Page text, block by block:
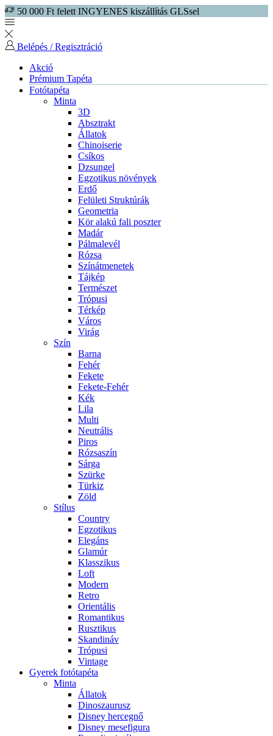
50 000 Ft felett INGYENES kiszállítás GLSsel
Belépés / Regisztráció
Akció
Prémium Tapéta
Fotótapéta
Minta
3D
Absztrakt
Állatok
Chinoiserie
Csíkos
Dzsungel
Egzotikus növények
Erdő
Felületi Struktúrák
Geometria
Kör alakú fali poszter
Madár
Pálmalevél
Rózsa
Színátmenetek
Tájkép
Természet
Trópusi
Térkép
Város
Virág
Szín
Barna
Fehér
Fekete
Fekete-Fehér
Kék
Lila
Multi
Neutrális
Piros
Rózsaszín
Sárga
Szürke
Türkiz
Zöld
Stílus
Country
Egzotikus
Elegáns
Glamúr
Klasszikus
Loft
Modern
Retro
Orientális
Romantikus
Rusztikus
Skandináv
Trópusi
Vintage
Gyerek fotótapéta
Minta
Állatok
Dinoszaurusz
Disney hercegnő
Disney mesefigura